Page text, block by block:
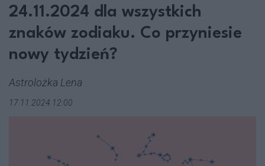
24.11.2024 dla wszystkich
znaków zodiaku. Co przyniesie
nowy tydzień?
Astrolożka Lena
17.11.2024 12:00